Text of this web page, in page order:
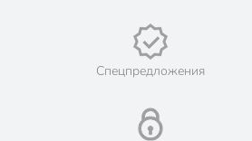
Спецпредложения